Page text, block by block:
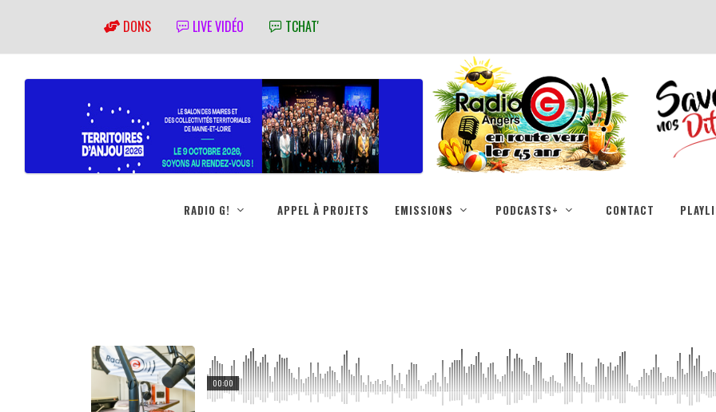
DONS LIVE VIDÉO TCHAT'
RADIO G! APPEL À PROJETS EMISSIONS PODCASTS+ CONTACT
00:00